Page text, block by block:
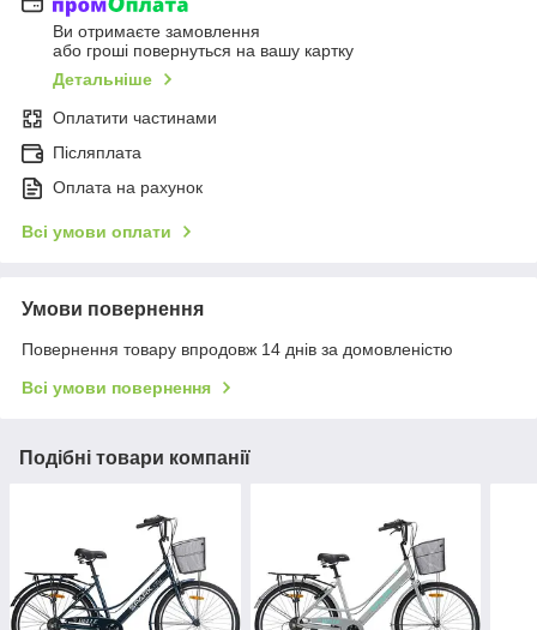
Ви отримаєте замовлення
або гроші повернуться на вашу картку
Детальніше
Оплатити частинами
Післяплата
Оплата на рахунок
Всі умови оплати
Умови повернення
Повернення товару впродовж 14 днів за домовленістю
Всі умови повернення
Подібні товари компанії